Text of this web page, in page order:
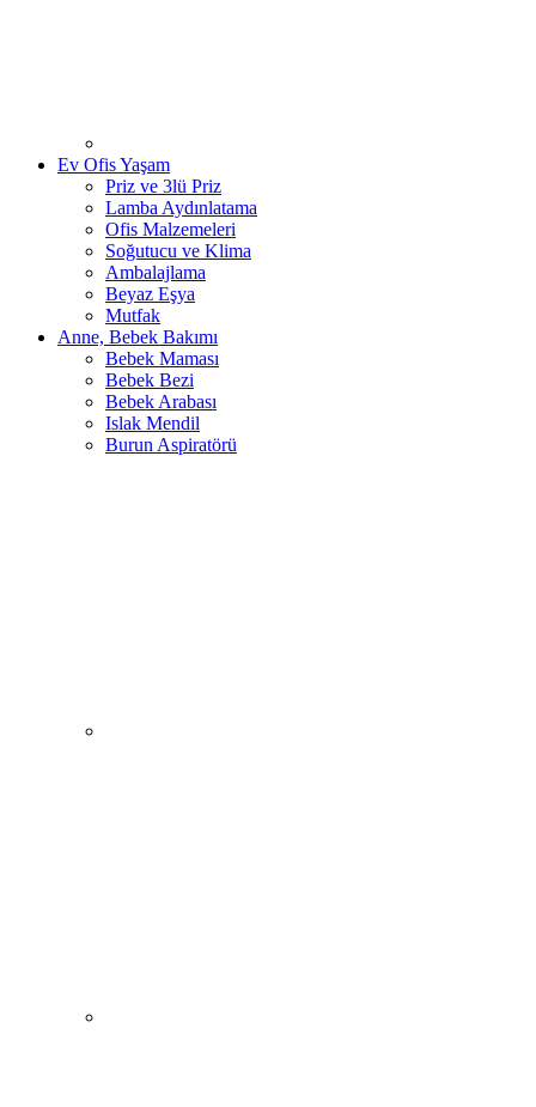
Ev Ofis Yaşam
Priz ve 3lü Priz
Lamba Aydınlatama
Ofis Malzemeleri
Soğutucu ve Klima
Ambalajlama
Beyaz Eşya
Mutfak
Anne, Bebek Bakımı
Bebek Maması
Bebek Bezi
Bebek Arabası
Islak Mendil
Burun Aspiratörü